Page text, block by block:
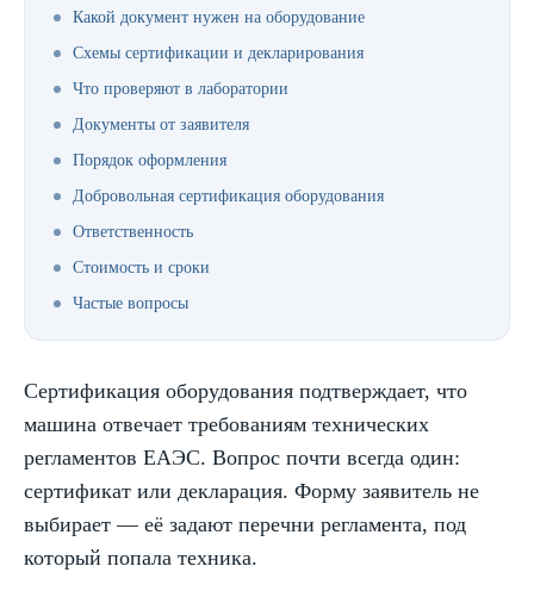
Какой документ нужен на оборудование
Схемы сертификации и декларирования
Что проверяют в лаборатории
Документы от заявителя
Порядок оформления
Добровольная сертификация оборудования
Ответственность
Стоимость и сроки
Частые вопросы
Сертификация оборудования подтверждает, что
машина отвечает требованиям технических
регламентов ЕАЭС. Вопрос почти всегда один:
сертификат или декларация. Форму заявитель не
выбирает — её задают перечни регламента, под
который попала техника.